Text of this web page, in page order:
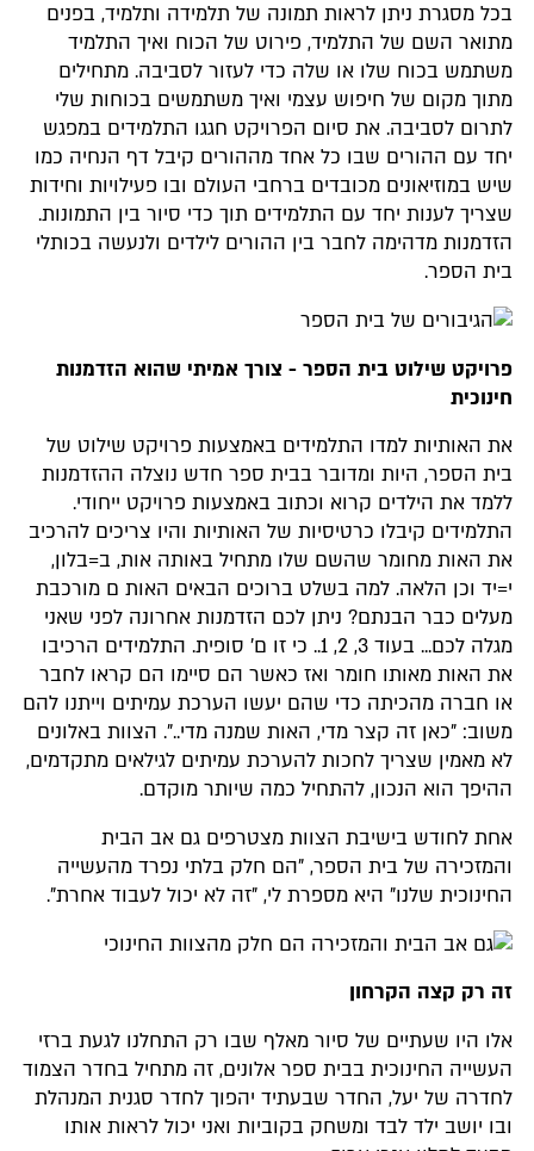
בכל מסגרת ניתן לראות תמונה של תלמידה ותלמיד, בפנים
מתואר השם של התלמיד, פירוט של הכוח ואיך התלמיד
משתמש בכוח שלו או שלה כדי לעזור לסביבה. מתחילים
מתוך מקום של חיפוש עצמי ואיך משתמשים בכוחות שלי
לתרום לסביבה. את סיום הפרויקט חגגו התלמידים במפגש
יחד עם ההורים שבו כל אחד מההורים קיבל דף הנחיה כמו
שיש במוזיאונים מכובדים ברחבי העולם ובו פעילויות וחידות
שצריך לענות יחד עם התלמידים תוך כדי סיור בין התמונות.
הזדמנות מדהימה לחבר בין ההורים לילדים ולנעשה בכותלי
בית הספר.
פרויקט שילוט בית הספר - צורך אמיתי שהוא הזדמנות
חינוכית
את האותיות למדו התלמידים באמצעות פרויקט שילוט של
בית הספר, היות ומדובר בבית ספר חדש נוצלה ההזדמנות
ללמד את הילדים קרוא וכתוב באמצעות פרויקט ייחודי.
התלמידים קיבלו כרטיסיות של האותיות והיו צריכים להרכיב
את האות מחומר שהשם שלו מתחיל באותה אות, ב=בלון,
י=יד וכן הלאה. למה בשלט ברוכים הבאים האות ם מורכבת
מעלים כבר הבנתם? ניתן לכם הזדמנות אחרונה לפני שאני
מגלה לכם... בעוד 3, 2, 1.. כי זו ם' סופית. התלמידים הרכיבו
את האות מאותו חומר ואז כאשר הם סיימו הם קראו לחבר
או חברה מהכיתה כדי שהם יעשו הערכת עמיתים וייתנו להם
משוב: "כאן זה קצר מדי, האות שמנה מדי..". הצוות באלונים
לא מאמין שצריך לחכות להערכת עמיתים לגילאים מתקדמים,
ההיפך הוא הנכון, להתחיל כמה שיותר מוקדם.
אחת לחודש בישיבת הצוות מצטרפים גם אב הבית
והמזכירה של בית הספר, "הם חלק בלתי נפרד מהעשייה
החינוכית שלנו" היא מספרת לי, "זה לא יכול לעבוד אחרת".
זה רק קצה הקרחון
אלו היו שעתיים של סיור מאלף שבו רק התחלנו לגעת ברזי
העשייה החינוכית בבית ספר אלונים, זה מתחיל בחדר הצמוד
לחדרה של יעל, החדר שבעתיד יהפוך לחדר סגנית המנהלת
ובו יושב ילד לבד ומשחק בקוביות ואני יכול לראות אותו